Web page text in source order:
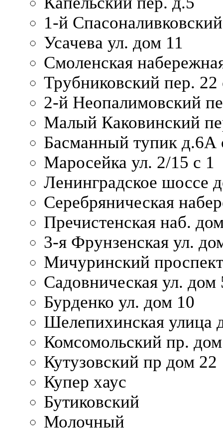
1-й
Усачева ул. дом 11
Смоленская
Трубниковский пер. 22
2-й Неопалимовский
Малый Каковинский
Басманный тупик д.6А
Маросейка ул. 2/15 с 1
Ленинградское шоссе
Серебряническая
Пречистенская наб.
3-я Фрунзенская ул.
Мичуринский
Садовническая ул. дом
Бурденко ул. дом 10
Шелепихинская улица
Комсомольский пр.
Кутузовский пр дом 22
Купер хаус
Бутиковский
Молочный